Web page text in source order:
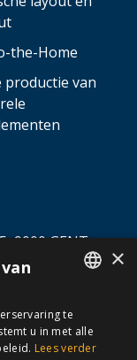
the-Home
productie van
9000 GENT
25 30
FRENCH
×
te
u in met alle
Lees verder